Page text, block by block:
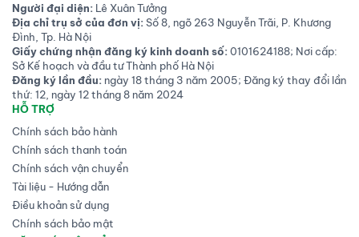
Người đại diện: Lê Xuân Tưởng
Địa chỉ trụ sở của đơn vị:Số 8, ngõ 263 Nguyễn Trãi, P. Khương
Đình, Tp. Hà Nội
Giấy chứng nhận đăng ký kinh doanh số:0101624188; Nơi cấp:
Sở Kế hoạch và đầu tư Thành phố Hà Nội
Đăng ký lần đầu: ngày 18 tháng 3 năm 2005; Đăng ký thay đổi lần
thứ: 12, ngày 12 tháng 8 năm 2024
HỖ TRỢ
Chính sách bảo hành
Chính sách thanh toán
Chính sách vận chuyển
Tài liệu - Hướng dẫn
Điều khoản sử dụng
Chính sách bảo mật